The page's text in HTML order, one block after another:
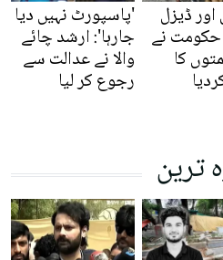
ڈیزل
نے
کا
'پاسپورٹ نہیں دیا
جارہا': ارشد چائے
والا نے عدالت سے
رجوع کر لیا
ترین